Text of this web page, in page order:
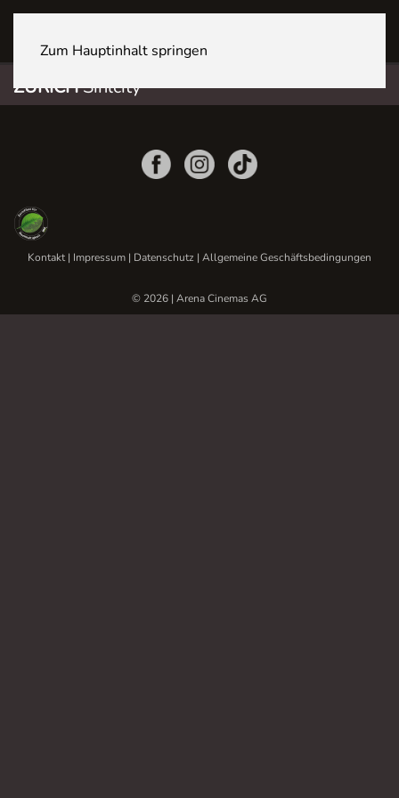
Zum Hauptinhalt springen
ZÜRICHSihlcity
Kontakt| Impressum | Datenschutz | Allgemeine Geschäftsbedingungen
© 2026 | Arena Cinemas AG